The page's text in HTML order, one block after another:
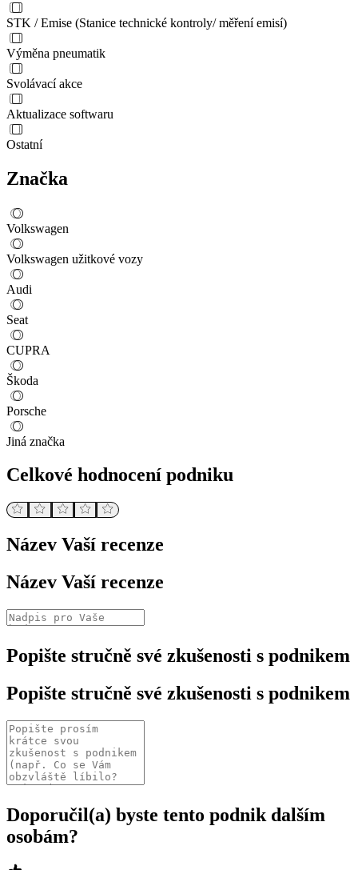
STK / Emise (Stanice technické kontroly/ měření emisí)
Výměna pneumatik
Svolávací akce
Aktualizace softwaru
Ostatní
Značka
Volkswagen
Volkswagen užitkové vozy
Audi
Seat
CUPRA
Škoda
Porsche
Jiná značka
Celkové hodnocení podniku
Název Vaší recenze
Název Vaší recenze
Popište stručně své zkušenosti s podnikem
Popište stručně své zkušenosti s podnikem
Doporučil(a) byste tento podnik dalším
osobám?